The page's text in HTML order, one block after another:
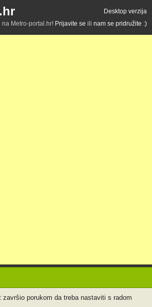
Desktop verzija
na Metro-portal.hr! Prijavite se ili nam se pridružite :)
završio porukom da treba nastaviti s radom